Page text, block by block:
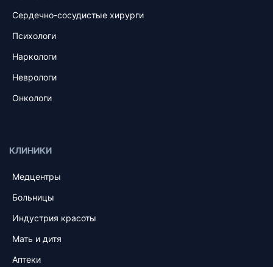
Сердечно-сосудистые хирурги
Психологи
Наркологи
Неврологи
Онкологи
КЛИНИКИ
Медцентры
Больницы
Индустрия красоты
Мать и дитя
Аптеки